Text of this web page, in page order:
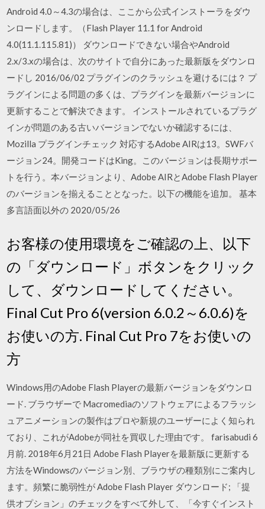
Android 4.0～4.3の場合は、ここから公式インストーラをダウ
ンロードします。（Flash Player 11.1 for Android
4.0(11.1.115.81)） ダウンロードできない場合やAndroid
2.x/3.xの場合は、次のサイトで自分にあった最新版をダウンロ
ードし 2016/06/02 プラグインのクラッシュを避けるには？ プ
ラグインによる問題の多くは、プラグインを最新バージョンに
更新することで解決できます。 インストールされているプラグ
インが問題のある古いバージョンでないか確認するには、
Mozilla プラグインチェック 対応するAdobe AIRは13。SWFバ
ージョン24。開発コードはKing。このバージョンは長期サポー
トを行う。本バージョンより、Adobe AIRとAdobe Flash Player
のバージョンを揃えることとなった。以下の機能を追加。 基本
多言語面以外の 2020/05/26
お客様の使用環境をご確認の上、以下
の「ダウンロード」ボタンをクリック
して、ダウンロードしてください。
Final Cut Pro 6(version 6.0.2～6.0.6)を
お使いの方. Final Cut Pro 7をお使いの
方
Windows用のAdobe Flash Playerの最新バージョンをダウンロ
ード. ブラウザーで Macromediaのソフトウェアによるフラッシ
ュアニメーションの製作はプロや新規のユーザーによく知られ
ており、これがAdobeが同社を買収した理由です。 farisabudi 6
月前. 2018年6月21日 Adobe Flash Playerを最新版に更新する
方法をWindowsのバージョン別、ブラウザの種類別にご案内し
ます。頻繁に脆弱性が Adobe Flash Player ダウンロード; 「提
供オプション」のチェックをすべて外して、「今すぐインスト